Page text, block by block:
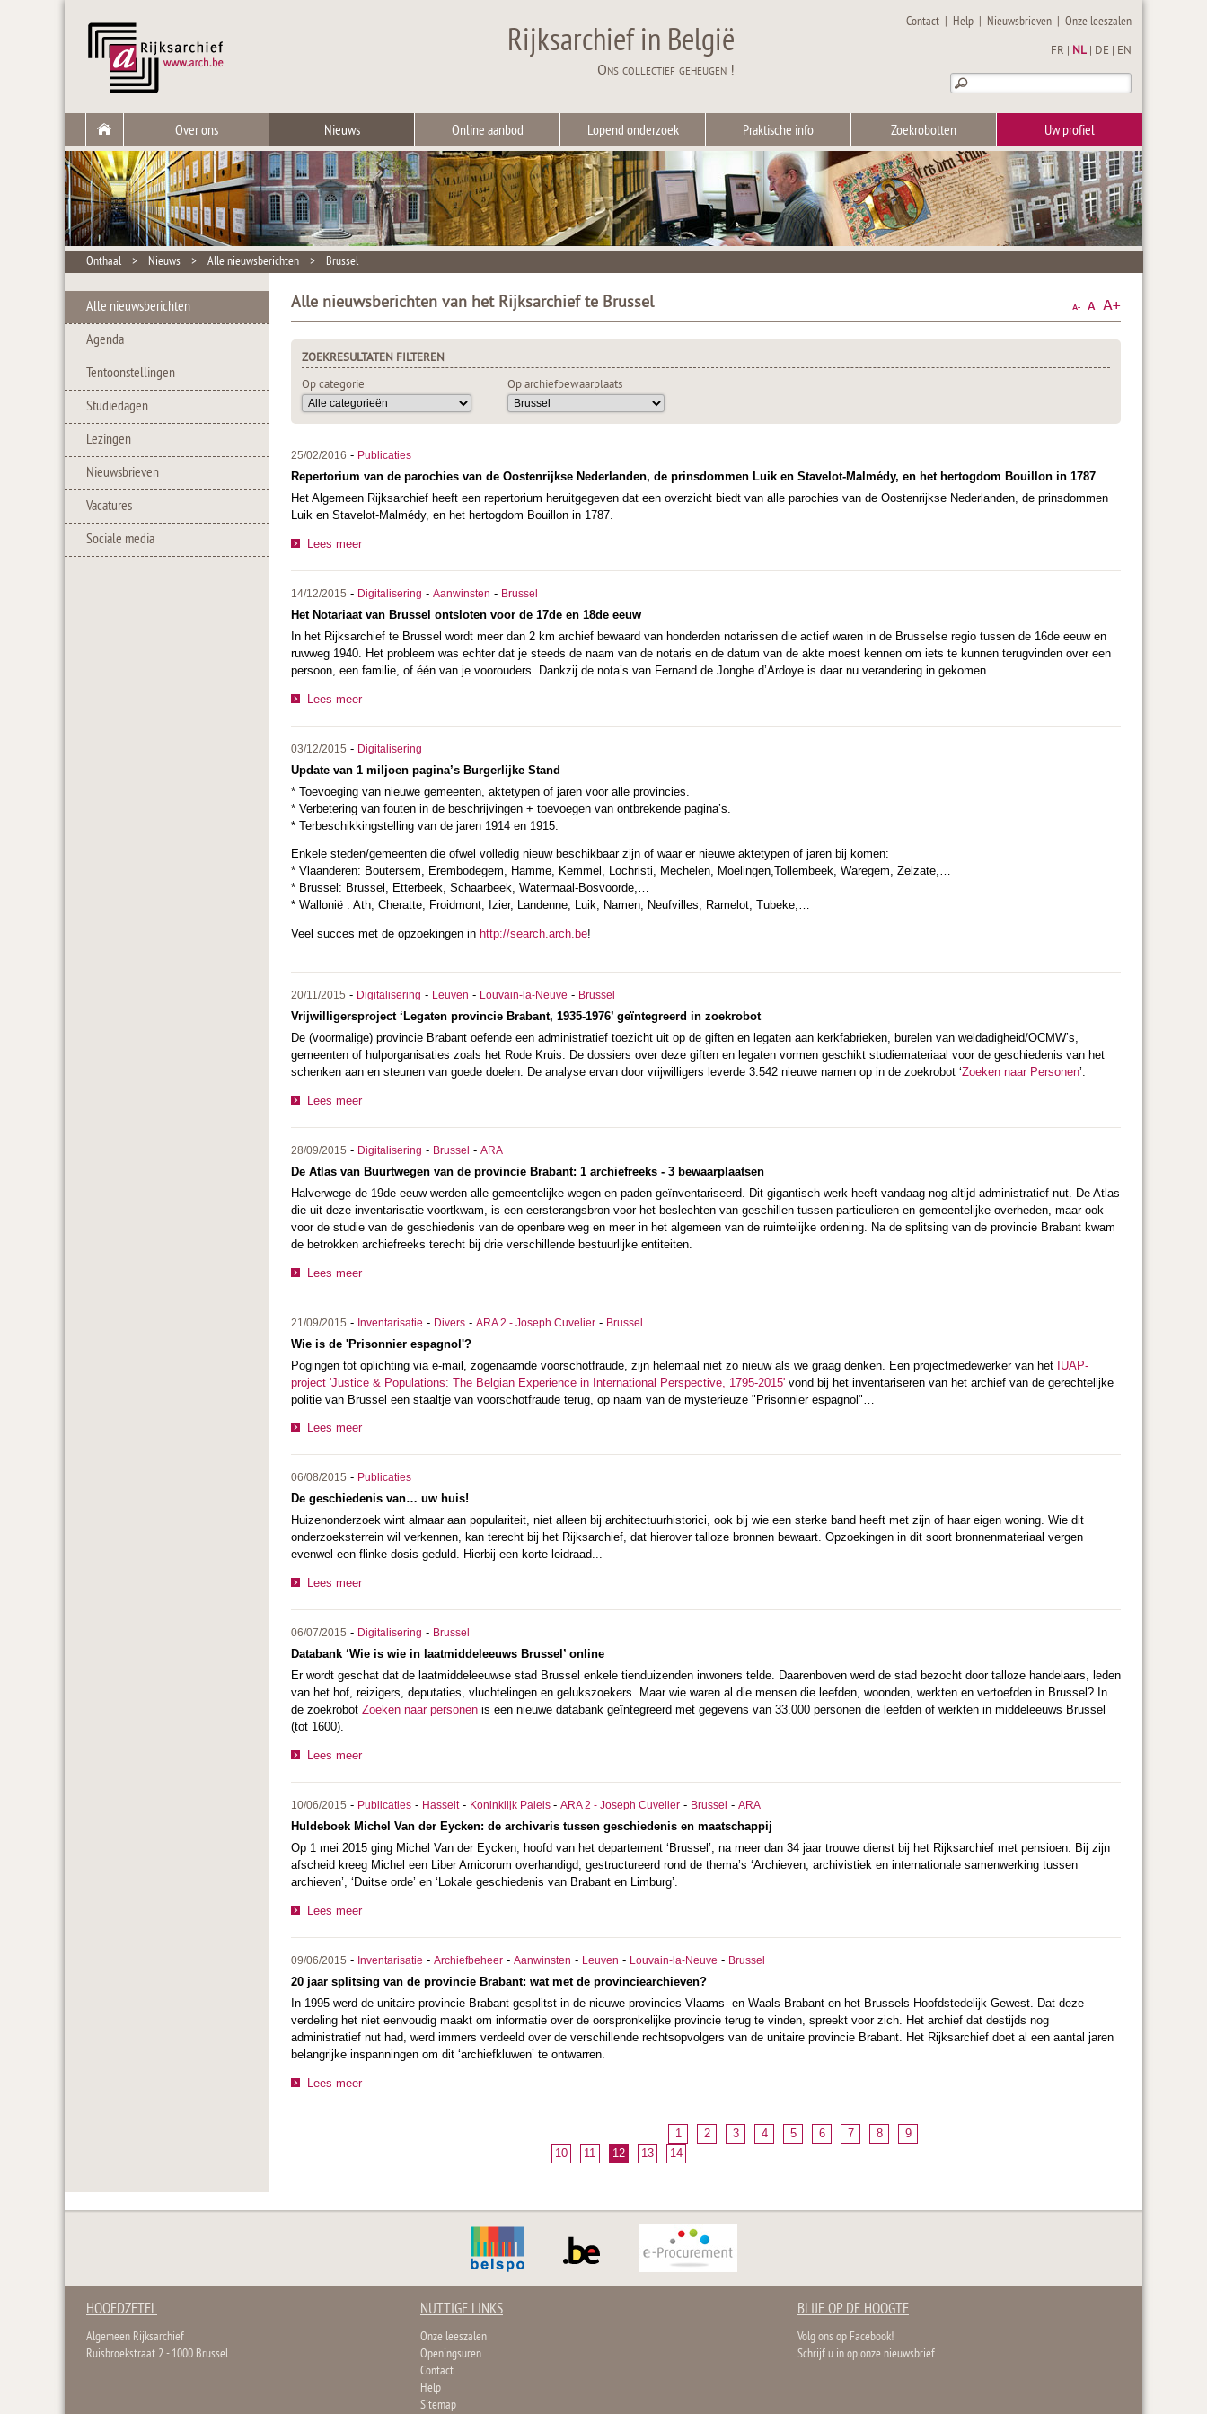
Rijksarchief in België
Ons collectief geheugen !
Contact | Help | Nieuwsbrieven |Onze leeszalen
FR NL DE EN
Over ons Nieuws Online aanbod Lopend onderzoek Praktische info Zoekrobotten Uw profiel
Onthaal > Nieuws > Alle nieuwsberichten > Brussel
Alle nieuwsberichten
Agenda
Tentoonstellingen
Studiedagen
Lezingen
Nieuwsbrieven
Vacatures
Sociale media
Alle nieuwsberichten van het Rijksarchief te Brussel
ZOEKRESULTATEN FILTEREN
Op categorie
Op archiefbewaarplaats
25/02/2016 - Publicaties
Repertorium van de parochies van de Oostenrijkse Nederlanden, de prinsdommen Luik en Stavelot-Malmédy, en het hertogdom Bouillon in 1787
Het Algemeen Rijksarchief heeft een repertorium heruitgegeven dat een overzicht biedt van alle parochies van de Oostenrijkse Nederlanden, de prinsdommen
Luik en Stavelot-Malmédy, en het hertogdom Bouillon in 1787.
Lees meer
14/12/2015 - Digitalisering - Aanwinsten - Brussel
Het Notariaat van Brussel ontsloten voor de 17de en 18de eeuw
In het Rijksarchief te Brussel wordt meer dan 2 km archief bewaard van honderden notarissen die actief waren in de Brusselse regio tussen de 16de eeuw en
ruwweg 1940. Het probleem was echter dat je steeds de naam van de notaris en de datum van de akte moest kennen om iets te kunnen terugvinden over een
persoon, een familie, of één van je voorouders. Dankzij de nota’s van Fernand de Jonghe d’Ardoye is daar nu verandering in gekomen.
Lees meer
03/12/2015 - Digitalisering
Update van 1 miljoen pagina’s Burgerlijke Stand
* Toevoeging van nieuwe gemeenten, aktetypen of jaren voor alle provincies.
* Verbetering van fouten in de beschrijvingen + toevoegen van ontbrekende pagina’s.
* Terbeschikkingstelling van de jaren 1914 en 1915.
Enkele steden/gemeenten die ofwel volledig nieuw beschikbaar zijn of waar er nieuwe aktetypen of jaren bij komen:
* Vlaanderen: Boutersem, Erembodegem, Hamme, Kemmel, Lochristi, Mechelen, Moelingen,Tollembeek, Waregem, Zelzate,…
* Brussel: Brussel, Etterbeek, Schaarbeek, Watermaal-Bosvoorde,…
* Wallonië : Ath, Cheratte, Froidmont, Izier, Landenne, Luik, Namen, Neufvilles, Ramelot, Tubeke,…
Veel succes met de opzoekingen in http://search.arch.be!
20/11/2015 - Digitalisering - Leuven - Louvain-la-Neuve - Brussel
Vrijwilligersproject ‘Legaten provincie Brabant, 1935-1976’ geïntegreerd in zoekrobot
De (voormalige) provincie Brabant oefende een administratief toezicht uit op de giften en legaten aan kerkfabrieken, burelen van weldadigheid/OCMW’s,
gemeenten of hulporganisaties zoals het Rode Kruis. De dossiers over deze giften en legaten vormen geschikt studiemateriaal voor de geschiedenis van het
schenken aan en steunen van goede doelen. De analyse ervan door vrijwilligers leverde 3.542 nieuwe namen op in de zoekrobot ‘Zoeken naar Personen’.
Lees meer
28/09/2015 - Digitalisering - Brussel - ARA
De Atlas van Buurtwegen van de provincie Brabant: 1 archiefreeks - 3 bewaarplaatsen
Halverwege de 19de eeuw werden alle gemeentelijke wegen en paden geïnventariseerd. Dit gigantisch werk heeft vandaag nog altijd administratief nut. De Atlas
die uit deze inventarisatie voortkwam, is een eersterangsbron voor het beslechten van geschillen tussen particulieren en gemeentelijke overheden, maar ook
voor de studie van de geschiedenis van de openbare weg en meer in het algemeen van de ruimtelijke ordening. Na de splitsing van de provincie Brabant kwam
de betrokken archiefreeks terecht bij drie verschillende bestuurlijke entiteiten.
Lees meer
21/09/2015 - Inventarisatie - Divers - ARA 2 - Joseph Cuvelier - Brussel
Wie is de 'Prisonnier espagnol'?
Pogingen tot oplichting via e-mail, zogenaamde voorschotfraude, zijn helemaal niet zo nieuw als we graag denken. Een projectmedewerker van het IUAP-
project 'Justice & Populations: The Belgian Experience in International Perspective, 1795-2015' vond bij het inventariseren van het archief van de gerechtelijke
politie van Brussel een staaltje van voorschotfraude terug, op naam van de mysterieuze "Prisonnier espagnol"…
Lees meer
06/08/2015 - Publicaties
De geschiedenis van… uw huis!
Huizenonderzoek wint almaar aan populariteit, niet alleen bij architectuurhistorici, ook bij wie een sterke band heeft met zijn of haar eigen woning. Wie dit
onderzoeksterrein wil verkennen, kan terecht bij het Rijksarchief, dat hierover talloze bronnen bewaart. Opzoekingen in dit soort bronnenmateriaal vergen
evenwel een flinke dosis geduld. Hierbij een korte leidraad...
Lees meer
06/07/2015 - Digitalisering - Brussel
Databank ‘Wie is wie in laatmiddeleeuws Brussel’ online
Er wordt geschat dat de laatmiddeleeuwse stad Brussel enkele tienduizenden inwoners telde. Daarenboven werd de stad bezocht door talloze handelaars, leden
van het hof, reizigers, deputaties, vluchtelingen en gelukszoekers. Maar wie waren al die mensen die leefden, woonden, werkten en vertoefden in Brussel? In
de zoekrobot Zoeken naar personen is een nieuwe databank geïntegreerd met gegevens van 33.000 personen die leefden of werkten in middeleeuws Brussel
(tot 1600).
Lees meer
10/06/2015 - Publicaties - Hasselt- Koninklijk Paleis - ARA 2 - Joseph Cuvelier - Brussel - ARA
Huldeboek Michel Van der Eycken: de archivaris tussen geschiedenis en maatschappij
Op 1 mei 2015 ging Michel Van der Eycken, hoofd van het departement ‘Brussel’, na meer dan 34 jaar trouwe dienst bij het Rijksarchief met pensioen. Bij zijn
afscheid kreeg Michel een Liber Amicorum overhandigd, gestructureerd rond de thema’s ‘Archieven, archivistiek en internationale samenwerking tussen
archieven’, ‘Duitse orde’ en ‘Lokale geschiedenis van Brabant en Limburg’.
Lees meer
09/06/2015 - Inventarisatie - Archiefbeheer - Aanwinsten - Leuven - Louvain-la-Neuve - Brussel
20 jaar splitsing van de provincie Brabant: wat met de provinciearchieven?
In 1995 werd de unitaire provincie Brabant gesplitst in de nieuwe provincies Vlaams- en Waals-Brabant en het Brussels Hoofdstedelijk Gewest. Dat deze
verdeling het niet eenvoudig maakt om informatie over de oorspronkelijke provincie terug te vinden, spreekt voor zich. Het archief dat destijds nog
administratief nut had, werd immers verdeeld over de verschillende rechtsopvolgers van de unitaire provincie Brabant. Het Rijksarchief doet al een aantal jaren
belangrijke inspanningen om dit ‘archiefkluwen’ te ontwarren.
Lees meer
1 2 3 4 5 6 7 8
9
10
11 12 13 14
HOOFDZETEL
Algemeen Rijksarchief
Ruisbroekstraat 2 - 1000 Brussel
NUTTIGE LINKS
Onze leeszalen
Openingsuren
Contact
Help
Sitemap
BLIJF OP DE HOOGTE
Volg ons op Facebook!
Schrijf u in op onze nieuwsbrief